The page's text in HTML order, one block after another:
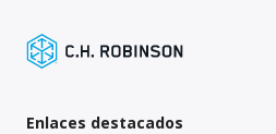
Enlaces destacados